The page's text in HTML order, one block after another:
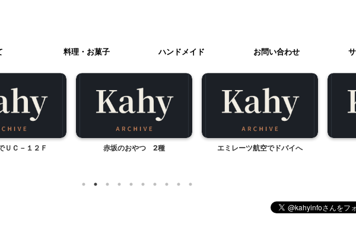
料理・お菓子 ハンドメイド お問い合わせ
ＵＣ－１２Ｆ 赤坂のおやつ 2種 エミレーツ航空でドバイへ